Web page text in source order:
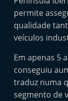
permite
qualidade
veículos
Em apenas 5
conseguiu
traduz numa
segmento de